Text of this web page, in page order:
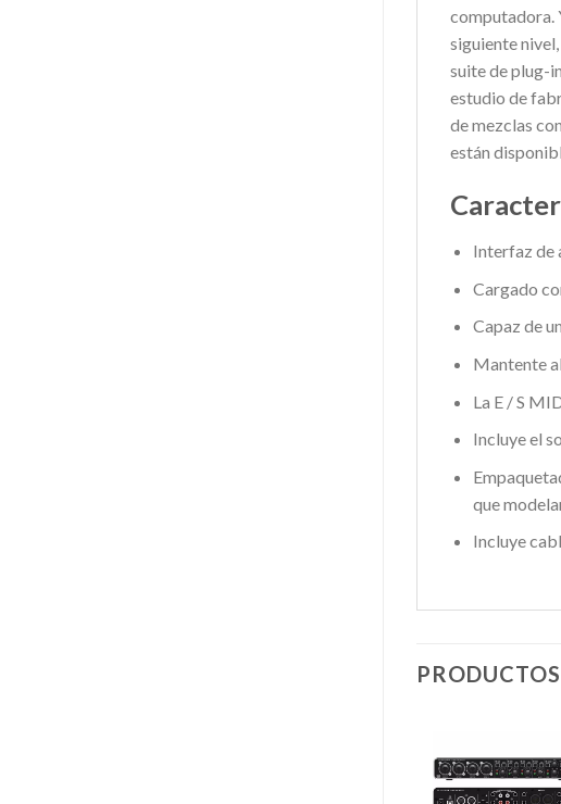
computadora.
siguiente
suite de plug-
estudio de
de mezclas
están
Interfaz de
Cargado
Capaz de
Mantente
La E / S
Incluye el
que
Incluye